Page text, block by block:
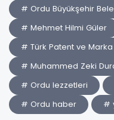
# Ordu Büyükşehir
# Mehmet Hilmi Güler
# Türk Patent ve
# Muhammed Zeki
# Ordu lezzetleri
# Ordu haber
#